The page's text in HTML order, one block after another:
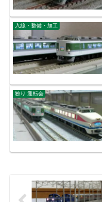
入線・整備・加工
独り 運転会